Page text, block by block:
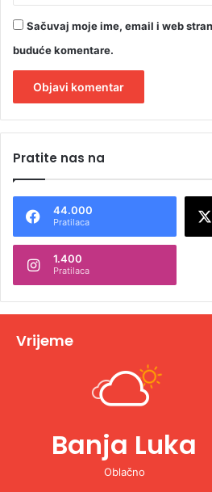
Sačuvaj moje ime, email i web
buduće komentare.
t
n
t
v
Pratite nas na
44.000
Pratilaca
1.400
Pratilaca
Vrijeme
Banja Luka
Oblačno